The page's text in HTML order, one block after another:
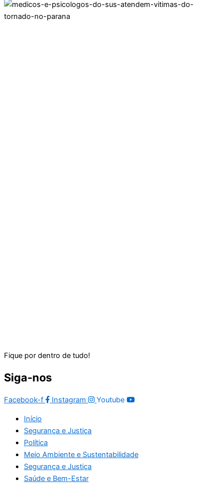
Fique por dentro de tudo!
Siga-nos
Facebook-f Instagram Youtube
Início
Segurança e Justiça
Política
Meio Ambiente e Sustentabilidade
Segurança e Justiça
Saúde e Bem-Estar